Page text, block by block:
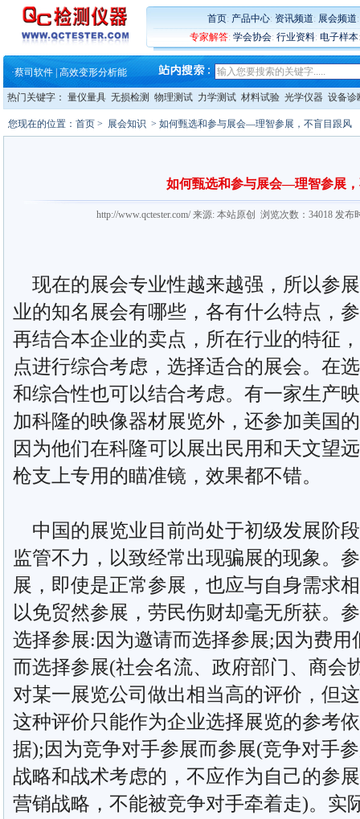
首页: 产品中心: 资讯频道: 展会频道
专家解答: 学会协会: 行业资料: 电子样本
铸就AI服务器质量动脉 – 高
ZEISS BOSELLO ADR 让内部缺
蔡司和亿纬锂能达成战略合作
·大牌云集 买家升级 ——26
·蔡司软件 | 高效变形分析能
·铸就AI服务器质量动脉 – 高
·铸就AI服务器质量动脉 – 高
·蔡司和亿纬锂能达成战略合作
热门关键字： 量仪量具 无损检测 物理测试 力学测试 材料试验 光学仪器 设备诊
您现在的位置： 首页 > 展会知识 > 如何甄选和参与展会—理智参展，不盲目跟风
如何甄选和参与展会—理智参展
http://www.qctester.com/ 来源: 本站原创 浏览次数：34018 发布
现在的展会专业性越来越强，所以参
业的知名展会有哪些，各有什么特点，
再结合本企业的卖点，所在行业的特征
点进行综合考虑，选择适合的展会。在
和综合性也可以结合考虑。有一家生产
加科隆的映像器材展览外，还参加美国
因为他们在科隆可以展出民用和天文望
枪支上专用的瞄准镜，效果都不错。
中国的展览业目前尚处于初级发展阶
监管不力，以致经常出现骗展的现象。
展，即使是正常参展，也应与自身需求
以免贸然参展，劳民伤财却毫无所获。
选择参展:因为邀请而选择参展;因为费
而选择参展(社会名流、政府部门、商会
对某一展览公司做出相当高的评价，但
这种评价只能作为企业选择展览的参考
据);因为竞争对手参展而参展(竞争对手
战略和战术考虑的，不应作为自己的参
营销战略，不能被竞争对手牵着走)。实